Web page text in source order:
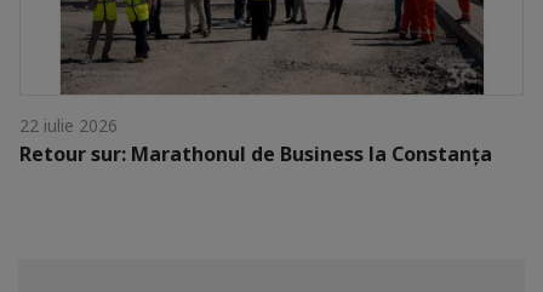
22 iulie 2026
Retour sur: Marathonul de Business la Constanța